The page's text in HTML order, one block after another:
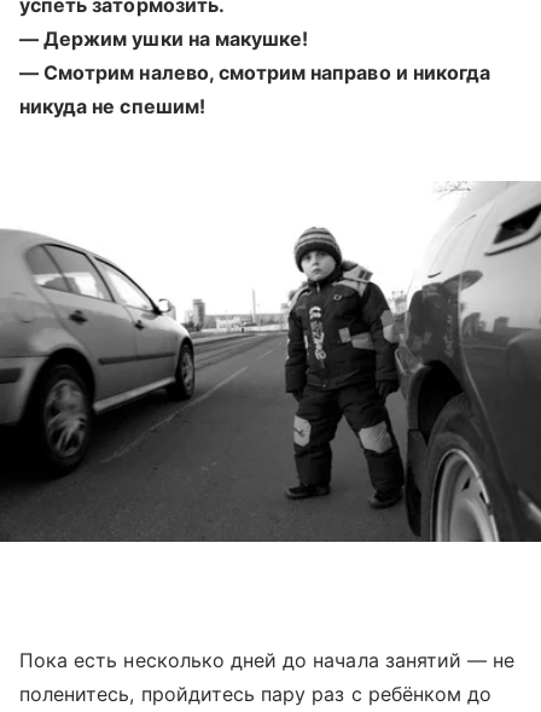
успеть затормозить.
— Держим ушки на макушке!
— Смотрим налево, смотрим направо и никогда
никуда не спешим!
Пока есть несколько дней до начала занятий — не
поленитесь, пройдитесь пару раз с ребёнком до